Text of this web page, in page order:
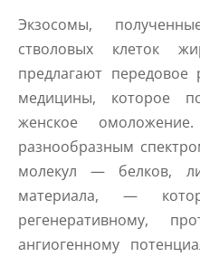
Экзосомы,
стволовых клеток
предлагают передовое
медицины, которое
женское
разнообразным
молекул — белков,
материала, —
регенеративному,
ангиогенному